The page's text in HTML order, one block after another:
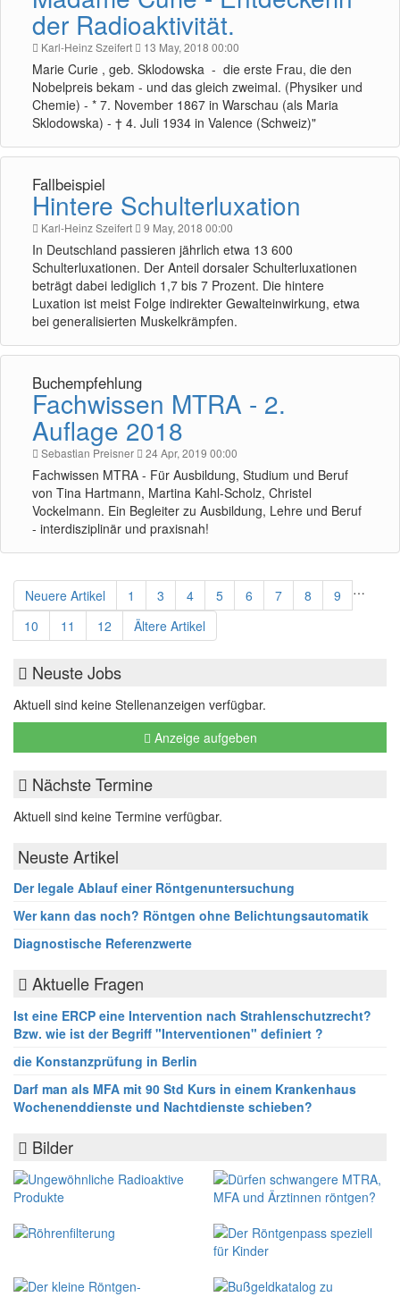
der Radioaktivität.
Karl-Heinz Szeifert 13 May, 2018 00:00
Marie Curie , geb. Sklodowska - die erste Frau, die den
Nobelpreis bekam - und das gleich zweimal. (Physiker und
Chemie) - * 7. November 1867 in Warschau (als Maria
Sklodowska) - † 4. Juli 1934 in Valence (Schweiz)"
Fallbeispiel
Hintere Schulterluxation
Karl-Heinz Szeifert 9 May, 2018 00:00
In Deutschland passieren jährlich etwa 13 600
Schulterluxationen. Der Anteil dorsaler Schulterluxationen
beträgt dabei lediglich 1,7 bis 7 Prozent. Die hintere
Luxation ist meist Folge indirekter Gewalteinwirkung, etwa
bei generalisierten Muskelkrämpfen.
Buchempfehlung
Fachwissen MTRA - 2.
Auflage 2018
Sebastian Preisner 24 Apr, 2019 00:00
Fachwissen MTRA - Für Ausbildung, Studium und Beruf
von Tina Hartmann, Martina Kahl-Scholz, Christel
Vockelmann. Ein Begleiter zu Ausbildung, Lehre und Beruf
- interdisziplinär und praxisnah!
Neuere Artikel 1 …
3 4 5 6 7 8
9
10
11 12 Ältere Artikel
Neuste Jobs
Aktuell sind keine Stellenanzeigen verfügbar.
Anzeige aufgeben
Nächste Termine
Aktuell sind keine Termine verfügbar.
Neuste Artikel
Der legale Ablauf einer Röntgenuntersuchung
Wer kann das noch? Röntgen ohne Belichtungsautomatik
Diagnostische Referenzwerte
Aktuelle Fragen
Ist eine ERCP eine Intervention nach Strahlenschutzrecht?
Bzw. wie ist der Begriff "Interventionen" definiert ?
die Konstanzprüfung in Berlin
Darf man als MFA mit 90 Std Kurs in einem Krankenhaus
Wochenenddienste und Nachtdienste schieben?
Bilder